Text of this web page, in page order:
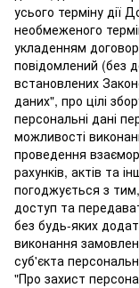
усього терміну дії
необмеженого
укладенням
повідомлений (без
встановлених
даних", про цілі
персональні дані
можливості
проведення
рахунків, актів та
погоджується з
доступ та
без будь-яких
виконання
суб'єкта
"Про захист